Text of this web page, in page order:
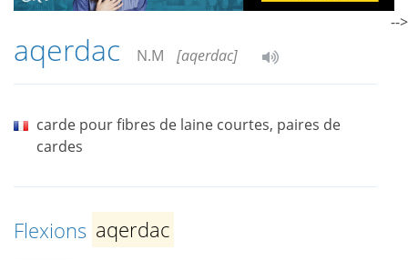
aqerdac N.M [aqerdac]
carde pour fibres de laine courtes, paires de
cardes
Flexions aqerdac
-->